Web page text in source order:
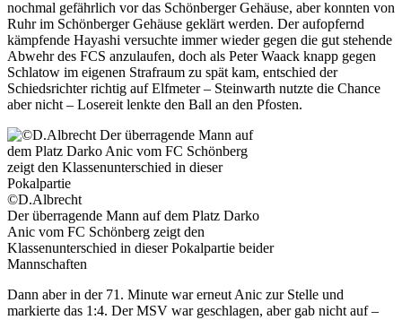
nochmal gefährlich vor das Schönberger Gehäuse, aber konnten von
Ruhr im Schönberger Gehäuse geklärt werden. Der aufopfernd
kämpfende Hayashi versuchte immer wieder gegen die gut stehende
Abwehr des FCS anzulaufen, doch als Peter Waack knapp gegen
Schlatow im eigenen Strafraum zu spät kam, entschied der
Schiedsrichter richtig auf Elfmeter – Steinwarth nutzte die Chance
aber nicht – Losereit lenkte den Ball an den Pfosten.
©D.Albrecht
Der überragende Mann auf dem Platz Darko
Anic vom FC Schönberg zeigt den
Klassenunterschied in dieser Pokalpartie beider
Mannschaften
Dann aber in der 71. Minute war erneut Anic zur Stelle und
markierte das 1:4. Der MSV war geschlagen, aber gab nicht auf –